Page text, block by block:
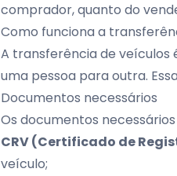
comprador, quanto do
Como funciona a
A transferência de veículos
uma pessoa para outra.
Documentos necessários
Os documentos
CRV (Certificado de
veículo;